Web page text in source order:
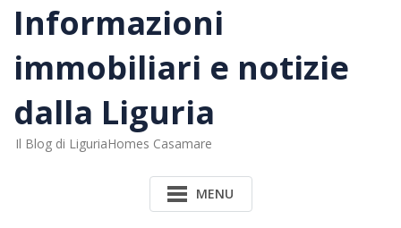
Informazioni
immobiliari e notizie
dalla Liguria
Il Blog di LiguriaHomes Casamare
MENU